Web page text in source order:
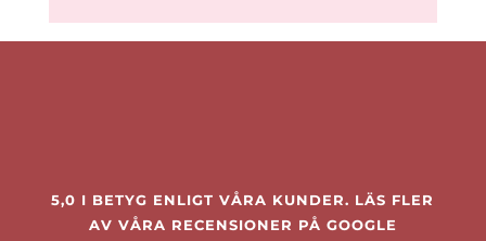
5,0 I BETYG ENLIGT VÅRA KUNDER. LÄS FLER
AV VÅRA RECENSIONER PÅ GOOGLE